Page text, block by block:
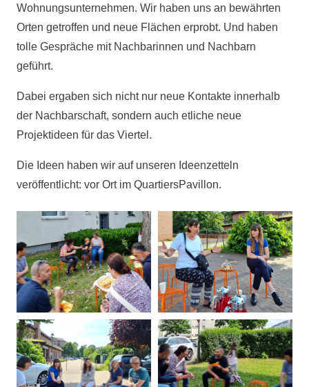
Wohnungsunternehmen. Wir haben uns an bewährten
Orten getroffen und neue Flächen erprobt. Und haben
tolle Gespräche mit Nachbarinnen und Nachbarn
geführt.
Dabei ergaben sich nicht nur neue Kontakte innerhalb
der Nachbarschaft, sondern auch etliche neue
Projektideen für das Viertel.
Die Ideen haben wir auf unseren Ideenzetteln
veröffentlicht: vor Ort im QuartiersPavillon.